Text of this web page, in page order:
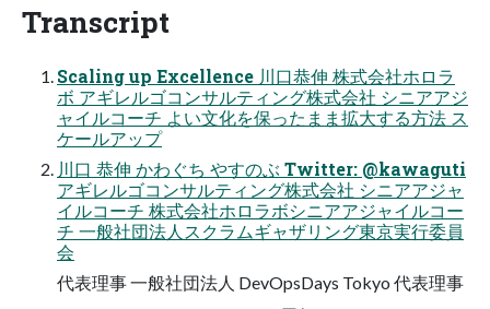
Transcript
Scaling up Excellence 川口恭伸 株式会社ホロラ
ボ アギレルゴコンサルティング株式会社 シニアアジ
ャイルコーチ よい文化を保ったまま拡大する方法 ス
ケールアップ
川口 恭伸 かわぐち やすのぶ Twitter: @kawaguti
アギレルゴコンサルティング株式会社 シニアアジャ
イルコーチ 株式会社ホロラボシニアアジャイルコー
チ 一般社団法人スクラムギャザリング東京実行委員
会
代表理事 一般社団法人 DevOpsDays Tokyo 代表理事